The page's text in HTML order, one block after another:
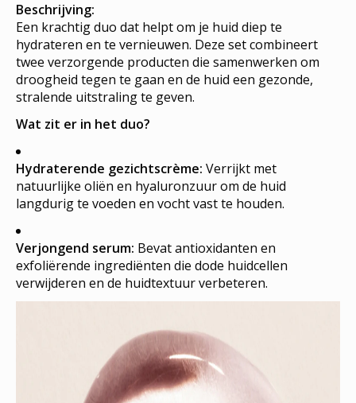
Beschrijving:
Een krachtig duo dat helpt om je huid diep te
hydrateren en te vernieuwen. Deze set combineert
twee verzorgende producten die samenwerken om
droogheid tegen te gaan en de huid een gezonde,
stralende uitstraling te geven.
Wat zit er in het duo?
Hydraterende gezichtscrème: Verrijkt met
natuurlijke oliën en hyaluronzuur om de huid
langdurig te voeden en vocht vast te houden.
Verjongend serum: Bevat antioxidanten en
exfoliërende ingrediënten die dode huidcellen
verwijderen en de huidtextuur verbeteren.